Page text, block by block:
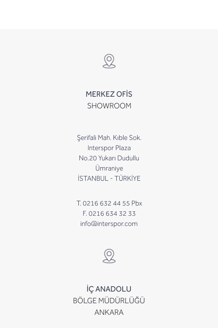
MERKEZ OFİS
SHOWROOM
Şerifali Mah. Kıble Sok.
Interspor Plaza
No.20 Yukarı Dudullu
Ümraniye
İSTANBUL - TÜRKİYE
T. 0216 632 44 55 Pbx
F. 0216 634 32 33
info@interspor.com
İÇ ANADOLU
BÖLGE MÜDÜRLÜĞÜ
ANKARA